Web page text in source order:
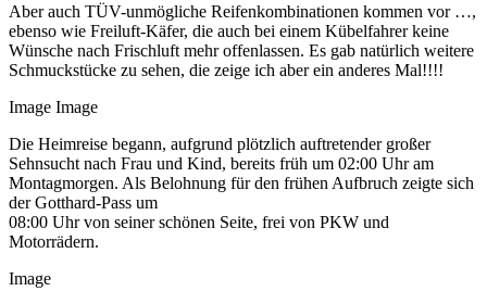
Aber auch TÜV-unmögliche Reifenkombinationen kommen vor …,
ebenso wie Freiluft-Käfer, die auch bei einem Kübelfahrer keine
Wünsche nach Frischluft mehr offenlassen. Es gab natürlich weitere
Schmuckstücke zu sehen, die zeige ich aber ein anderes Mal!!!!
Image Image
Die Heimreise begann, aufgrund plötzlich auftretender großer
Sehnsucht nach Frau und Kind, bereits früh um 02:00 Uhr am
Montagmorgen. Als Belohnung für den frühen Aufbruch zeigte sich
der Gotthard-Pass um
08:00 Uhr von seiner schönen Seite, frei von PKW und
Motorrädern.
Image